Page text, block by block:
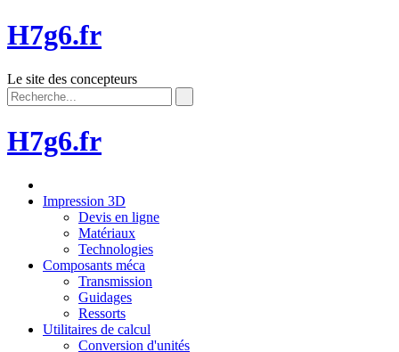
H7g6.fr
Le site des concepteurs
H7g6.fr
Impression 3D
Devis en ligne
Matériaux
Technologies
Composants méca
Transmission
Guidages
Ressorts
Utilitaires de calcul
Conversion d'unités